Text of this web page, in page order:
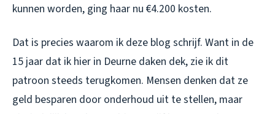
kunnen worden, ging haar nu €4.200 kosten.
Dat is precies waarom ik deze blog schrijf. Want in de
15 jaar dat ik hier in Deurne daken dek, zie ik dit
patroon steeds terugkomen. Mensen denken dat ze
geld besparen door onderhoud uit te stellen, maar